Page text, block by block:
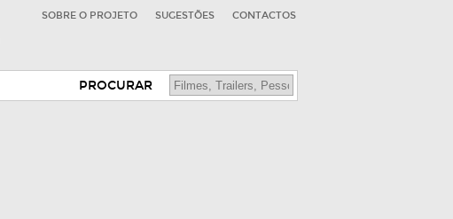
SOBRE O PROJETO SUGESTÕES CONTACTOS
PROCURAR